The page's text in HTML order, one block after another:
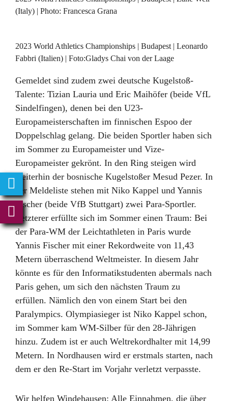
(Italy) | Photo: Francesca Grana
2023 World Athletics Championships | Budapest | Leonardo
Fabbri (Italien) | Foto:Gladys Chai von der Laage
Gemeldet sind zudem zwei deutsche Kugelstoß-
Talente: Tizian Lauria und Eric Maihöfer (beide VfL
Sindelfingen), denen bei den U23-
Europameisterschaften im finnischen Espoo der
Doppelschlag gelang. Die beiden Sportler haben sich
im Sommer zu Europameister und Vize-
Europameister gekrönt. In den Ring steigen wird
weiterhin der bosnische Kugelstoßer Mesud Pezer. In
der Meldeliste stehen mit Niko Kappel und Yannis
Fischer (beide VfB Stuttgart) zwei Para-Sportler.
Letzterer erfüllte sich im Sommer einen Traum: Bei
der Para-WM der Leichtathleten in Paris wurde
Yannis Fischer mit einer Rekordweite von 11,43
Metern überraschend Weltmeister. In diesem Jahr
könnte es für den Informatikstudenten abermals nach
Paris gehen, um sich den nächsten Traum zu
erfüllen. Nämlich den von einem Start bei den
Paralympics. Olympiasieger ist Niko Kappel schon,
im Sommer kam WM-Silber für den 28-Jährigen
hinzu. Zudem ist er auch Weltrekordhalter mit 14,99
Metern. In Nordhausen wird er erstmals starten, nach
dem er den Re-Start im Vorjahr verletzt verpasste.
Wir helfen Windehausen: Alle Einnahmen, die über